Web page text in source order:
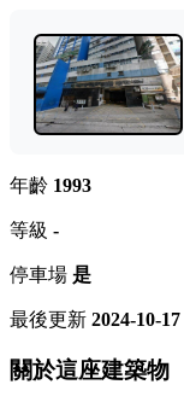
年齡 1993
等級 -
停車場 是
最後更新 2024-10-
關於這座建築物